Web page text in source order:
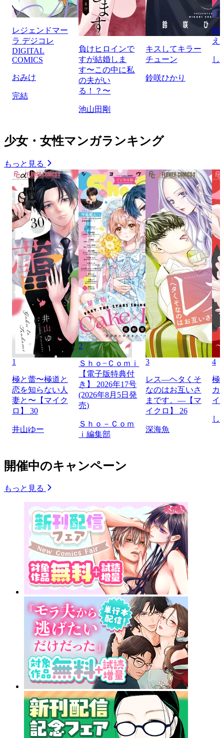
レジェンドマー
ラ デジコレ
DIGITAL
COMICS
おみけ
完結
負けヒロインで
すが結婚しま
す〜この中に私
の夫がい
る！？〜
池山田剛
キスしてキラー
チューン
鈴咲ひかり
蛇
え
し
少女・女性マンガランキング
もっと見る
1
極と蕾〜極道と
恋を知らない人
妻と〜【マイク
ロ】 30
井山ゆー
2
Ｓｈｏ−Ｃｏｍｉ
【電子版特典付
き】 2026年17号
(2026年8月5日発
売)
Ｓｈｏ－Ｃｏｍ
ｉ編集部
3
レス―ヘタくそ
なのはお互いさ
まです。―【マ
イクロ】 26
深海魚
4
極
カ
イ
し
開催中のキャンペーン
もっと見る